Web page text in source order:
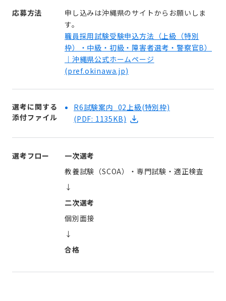
応募方法
申し込みは沖縄県のサイトからお願いしま
す。
職員採用試験受験申込方法（上級（特別
枠）・中級・初級・障害者選考・警察官B）
｜沖縄県公式ホームページ
(pref.okinawa.jp)
選考に関する
添付ファイル
R6試験案内_02上級(特別枠)
(PDF: 1135KB)
選考フロー
一次選考
教養試験（SCOA）・専門試験・適正検査
↓
二次選考
個別面接
↓
合格